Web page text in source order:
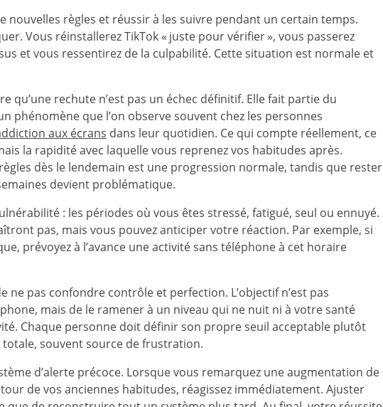
nouvelles règles et réussir à les suivre pendant un certain temps.
Vous réinstallerez TikTok « juste pour vérifier », vous passerez
et vous ressentirez de la culpabilité. Cette situation est normale et
qu’une rechute n’est pas un échec définitif. Elle fait partie du
phénomène que l’on observe souvent chez les personnes
aux écrans dans leur quotidien. Ce qui compte réellement, ce
la rapidité avec laquelle vous reprenez vos habitudes après.
dès le lendemain est une progression normale, tandis que rester
devient problématique.
: les périodes où vous êtes stressé, fatigué, seul ou ennuyé.
pas, mais vous pouvez anticiper votre réaction. Par exemple, si
prévoyez à l’avance une activité sans téléphone à cet horaire
ne pas confondre contrôle et perfection. L’objectif n’est pas
mais de le ramener à un niveau qui ne nuit ni à votre santé
Chaque personne doit définir son propre seuil acceptable plutôt
souvent source de frustration.
d’alerte précoce. Lorsque vous remarquez une augmentation de
de vos anciennes habitudes, réagissez immédiatement. Ajuster